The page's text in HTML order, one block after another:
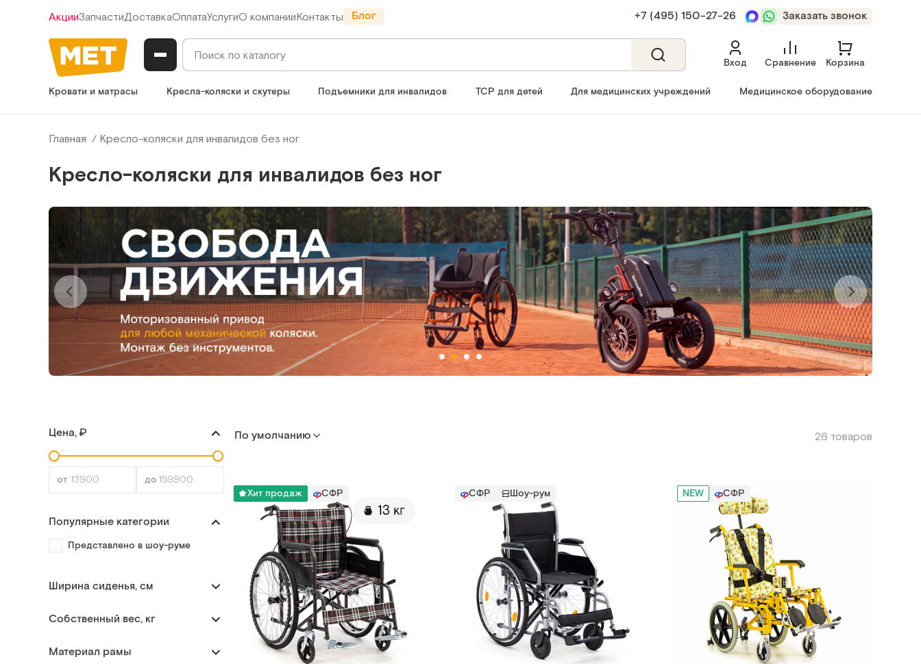
АкцииЗапчастиДоставкаОплатаУслугиО компанииКонтакты Блог +7 (495) 150‑27‑26 Заказать звонок
Вход Сравнение Корзина
Кровати и матрасы Кресла-коляски и скутеры Подъемники для инвалидов ТСР для детей Для медицинских учреждений Медицинское оборудование
Главная Кресло-коляски для инвалидов без ног
Кресло-коляски для инвалидов без ног
Цена, ₽
Популярные категории
Представлено в шоу-руме
Ширина сиденья, см
Собственный вес, кг
Материал рамы
По умолчанию 26 товаров
Хит продаж СФР СФР Шоу-рум NEW СФР